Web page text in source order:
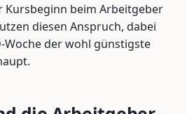
Kursbeginn beim Arbeitgeber
diesen Anspruch, dabei
Woche der wohl günstigste